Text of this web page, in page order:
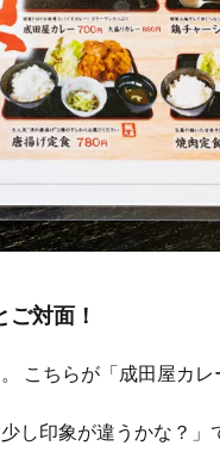
対面！
こちらが「成田屋カレ
し印象が違うかな？」